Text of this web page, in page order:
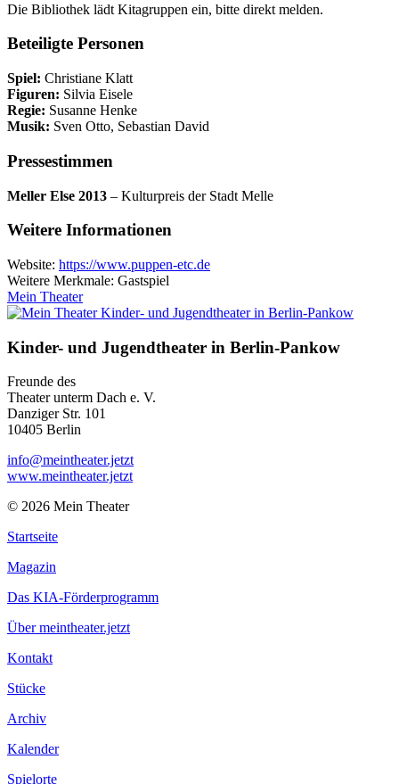
Die Bibliothek lädt Kitagruppen ein, bitte direkt melden.
Beteiligte Personen
Spiel: Christiane Klatt
Figuren: Silvia Eisele
Regie: Susanne Henke
Musik: Sven Otto, Sebastian David
Pressestimmen
Meller Else 2013 – Kulturpreis der Stadt Melle
Weitere Informationen
Website: https://www.puppen-etc.de
Weitere Merkmale: Gastspiel
Mein Theater
Kinder- und Jugendtheater in Berlin‑Pankow
Freunde des
Theater unterm Dach e. V.
Danziger Str. 101
10405 Berlin
info@meintheater.jetzt
www.meintheater.jetzt
© 2026 Mein Theater
Startseite
Magazin
Das KIA-Förderprogramm
Über meintheater.jetzt
Kontakt
Stücke
Archiv
Kalender
Spielorte